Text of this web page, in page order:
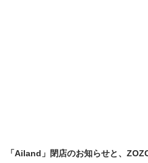
「Ailand」閉店のお知らせと、